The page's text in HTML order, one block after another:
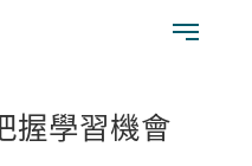
握學習機會